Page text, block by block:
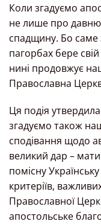
Коли згадуємо
не лише про давню
спадщину. Бо саме
пагорбах бере
нині продовжує
Православна
Ця подія
згадуємо також
сподівання щодо
великий дар –
помісну
критеріїв,
Православної
апостольське